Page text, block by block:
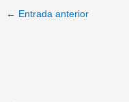
← Entrada anterior